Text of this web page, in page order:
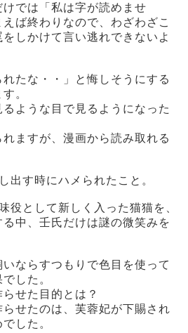
では「私は字が読めませ
ば終わりなので、わざわざこ
しかけて言い逃れできないよ
たな・・」と悔しそうにする
。
ような目で見るようになった
ますが、漫画から読み取れる
出す時にハメられたこと。
役として新しく入った猫猫を、
中、壬氏だけは謎の微笑みを
ならすつもりで色目を使って
した。
せた目的とは？
せたのは、芙蓉妃が下賜され
した。